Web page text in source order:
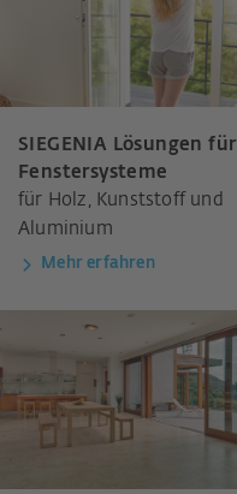
SIEGENIA Lösungen für
Fenstersysteme
für Holz, Kunststoff und
Aluminium
Mehr erfahren